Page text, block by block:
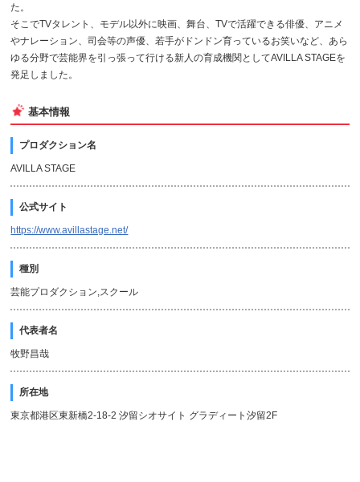
た。
そこでTVタレント、モデル以外に映画、舞台、TVで活躍できる俳優、アニメ
やナレーション、司会等の声優、若手がドンドン育っているお笑いなど、あら
ゆる分野で芸能界を引っ張って行ける新人の育成機関としてAVILLA STAGEを
発足しました。
基本情報
プロダクション名
AVILLA STAGE
公式サイト
https://www.avillastage.net/
種別
芸能プロダクション,スクール
代表者名
牧野昌哉
所在地
東京都港区東新橋2-18-2 汐留シオサイト グラディート汐留2F